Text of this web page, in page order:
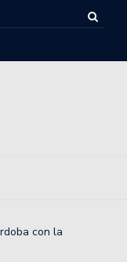
con la